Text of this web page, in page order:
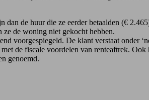
dan de huur die ze eerder betaalden (€
ze de woning niet gekocht hebben.
voorgespiegeld. De klant verstaat onder
de fiscale voordelen van renteaftrek.
genoemd.